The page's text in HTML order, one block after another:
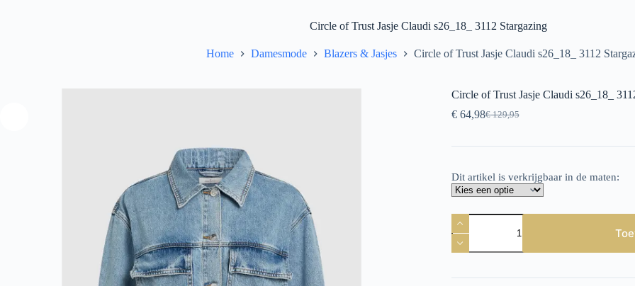
Circle of Trust Jasje Claudi s26_18_ 3112 Stargazing
Home Damesmode Blazers & Jasjes Circle of Trust Jasje Claudi s26_18_ 3112
Circle of Trust Jasje Claudi s26_18_
€129,95
Oorspronkelijke
was:
€64,98Huidige
is:
Dit artikel is verkrijgbaar in de maten:
Circle
of
Trust
Jasje
s26_18_